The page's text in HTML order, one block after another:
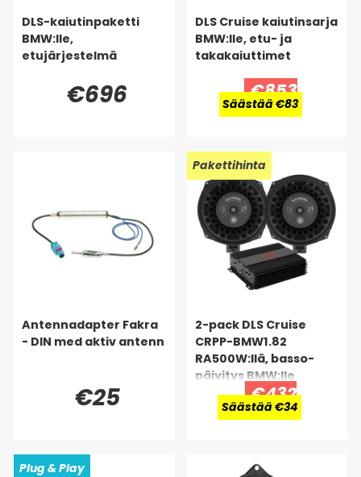
DLS-kaiutinpaketti
BMW:lle,
etujärjestelmä
€696
DLS Cruise kaiutinsarja
BMW:lle, etu- ja
takakaiuttimet
€853
Säästää €83
Antennadapter Fakra
- DIN med aktiv antenn
€25
Pakettihinta
2-pack DLS Cruise
CRPP-BMW1.82
RA500W:llä, basso-
päivitys BMW:lle
€432
Säästää €34
Plug & Play